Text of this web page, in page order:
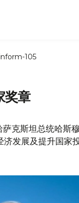
105
奖章
克斯坦总统哈斯
发展及提升国家